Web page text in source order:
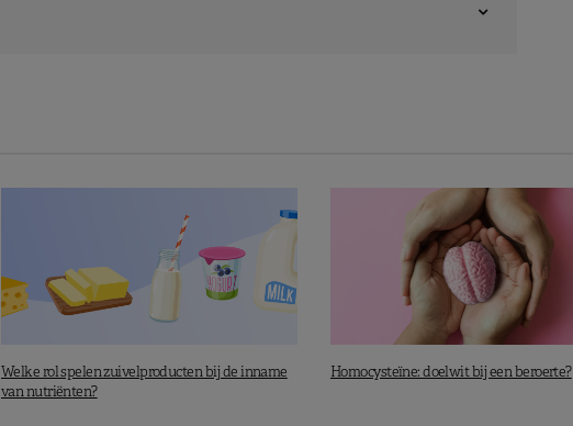
Welke rol spelen zuivelproducten bij de inname
van nutriënten?
Homocysteïne: doelwit bij een beroerte?